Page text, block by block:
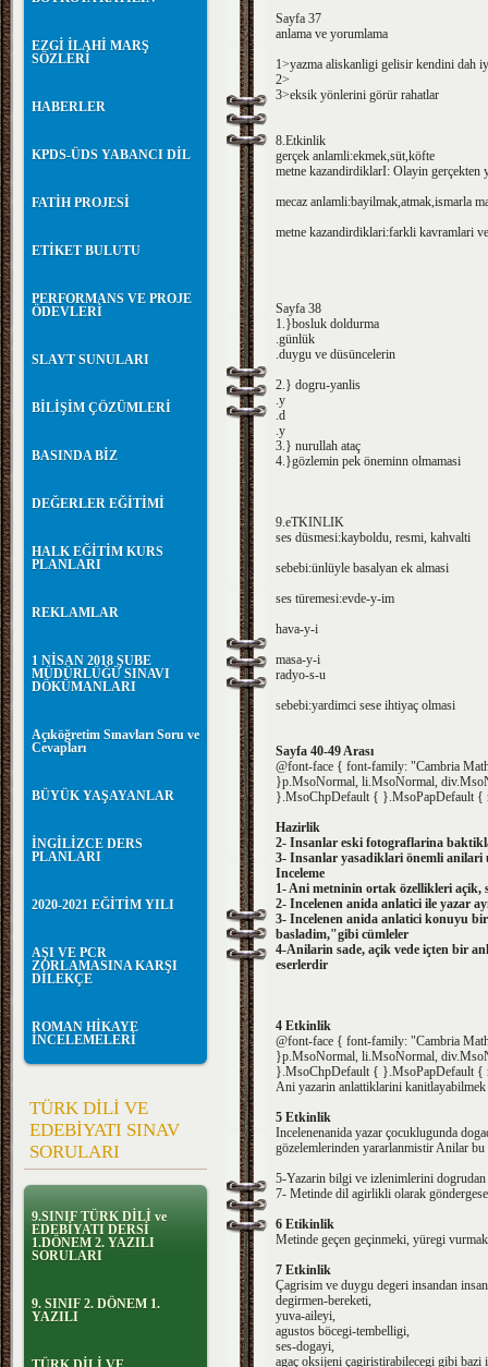
EZGİ İLAHİ MARŞ
SÖZLERİ
HABERLER
KPDS-ÜDS YABANCI DİL
FATİH PROJESİ
ETİKET BULUTU
PERFORMANS VE PROJE
ÖDEVLERİ
SLAYT SUNULARI
BİLİŞİM ÇÖZÜMLERİ
BASINDA BİZ
DEĞERLER EĞİTİMİ
HALK EĞİTİM KURS
PLANLARI
REKLAMLAR
1 NİSAN 2018 ŞUBE
MÜDÜRLÜĞÜ SINAVI
DÖKÜMANLARI
Açıköğretim Sınavları Soru ve
Cevapları
BÜYÜK YAŞAYANLAR
İNGİLİZCE DERS
PLANLARI
2020-2021 EĞİTİM YILI
AŞI VE PCR
ZORLAMASINA KARŞI
DİLEKÇE
ROMAN HİKAYE
İNCELEMELERİ
TÜRK DİLİ VE
EDEBİYATI SINAV
SORULARI
9.SINIF TÜRK DİLİ ve
EDEBİYATI DERSİ
1.DÖNEM 2. YAZILI
SORULARI
9. SINIF 2. DÖNEM 1.
YAZILI
Sayfa 37
anlama ve yorumlama
1>yazma aliskanligi gelisir kendini dah
2>
3>eksik yönlerini görür rahatlar
8.Etkinlik
gerçek anlamli:ekmek,süt,köfte
metne kazandirdiklarI: Olayin gerçekten
mecaz anlamli:bayilmak,atmak,ismarla
metne kazandirdiklari:farkli kavramlari
Sayfa 38
1.}bosluk doldurma
.günlük
.duygu ve düsüncelerin
2.} dogru-yanlis
.y
.d
.y
3.} nurullah ataç
4.}gözlemin pek öneminn olmamasi
9.eTKINLIK
ses düsmesi:kayboldu, resmi, kahvalti
sebebi:ünlüyle basalyan ek almasi
ses türemesi:evde-y-im
hava-y-i
masa-y-i
radyo-s-u
sebebi:yardimci sese ihtiyaç olmasi
Sayfa 40-49 Arası
@font-face { font-family: "Cambria
}p.MsoNormal, li.MsoNormal,
}.MsoChpDefault { }.MsoPapDefault {
Hazirlik
2- Insanlar eski fotograflarina
3- Insanlar yasadiklari önemli
Inceleme
1- Ani metninin ortak özellikleri açik,
2- Incelenen anida anlatici ile yazar
3- Incelenen anida anlatici konuyu
basladim,"gibi cümleler
4-Anilarin sade, açik vede içten bir
eserlerdir
4 Etkinlik
@font-face { font-family: "Cambria
}p.MsoNormal, li.MsoNormal,
}.MsoChpDefault { }.MsoPapDefault {
Ani yazarin anlattiklarini
5 Etkinlik
Incelenenanida yazar çocuklugunda
gözelemlerinden yararlanmistir Anilar
5-Yazarin bilgi ve izlenimlerini
7- Metinde dil agirlikli olarak
6 Etikinlik
Metinde geçen geçinmeki, yüregi
7 Etkinlik
Çagrisim ve duygu degeri insandan
degirmen-bereketi,
yuva-aileyi,
agustos böcegi-tembelligi,
ses-dogayi,
agaç oksijeni çagiristirabilecegi gibi